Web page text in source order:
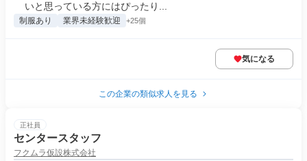
いと思っている方にはぴったり...
制服あり 業界未経験歓迎 +25個
気になる
この企業の類似求人を見る
正社員
センタースタッフ
フクムラ仮設株式会社